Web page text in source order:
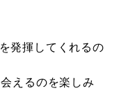
発揮してくれるの
えるのを楽しみ